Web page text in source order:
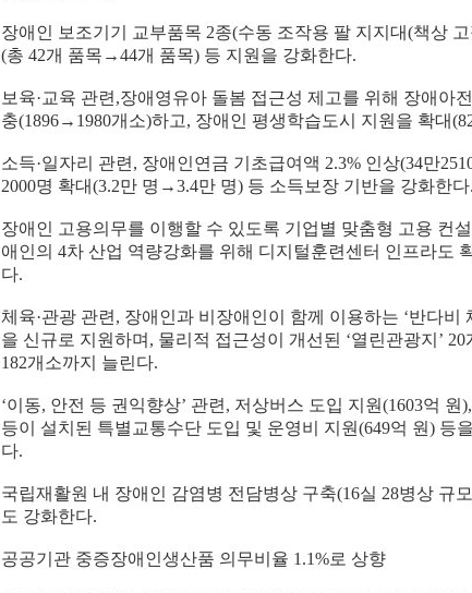
장애인 보조기기 교부품목 2종(수동 조작용 팔 지지대(책상
(총 42개 품목 →44개 품목) 등 지원을 강화한다.
보육·교육 관련 ,장애영유아 돌봄 접근성 제고를 위해 장애아
충(1896→ 1980개소)하고, 장애인 평생학습도시 지원을 확대
소득·일자리 관련 , 장애인연금 기초급여액 2.3% 인상(34만
2000명 확대(3.2만 명 →3.4만 명) 등 소득보장 기반을 강화한다.
장애인 고용의무를 이행할 수 있도록 기업별 맞춤형 고용 컨
애인의 4차 산업 역량강화를 위해 디지털훈련센터 인프라도
다.
체육·관광 관련 , 장애인과 비장애인이 함께 이용하는 ‘반다비
을 신규로 지원하며 , 물리적 접근성이 개선된 ‘열린관광지 ’ 20
182개소까지 늘린다.
‘이동, 안전 등 권익향상’ 관련 , 저상버스 도입 지원(1603억 원),
등이 설치된 특별교통수단 도입 및 운영비 지원(649억 원) 등
다.
국립재활원 내 장애인 감염병 전담병상 구축(16실 28병상 규모
도 강화한다.
공공기관 중증장애인생산품 의무비율 1.1%로 상향